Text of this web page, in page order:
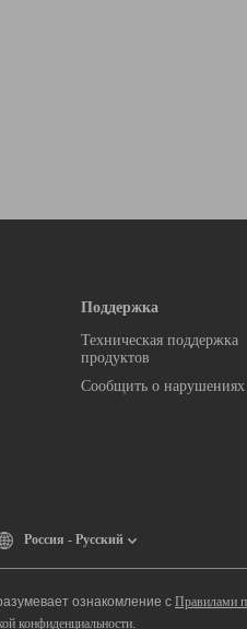
Поддержка
Техническая поддержка
продуктов
Сообщить о нарушениях
Россия - Русский
ознакомление с Правилами
конфиденциальности.